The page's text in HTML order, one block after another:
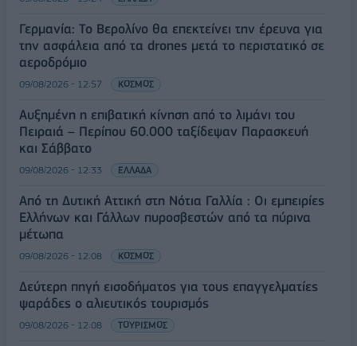
Γερμανία: Το Βερολίνο θα επεκτείνει την έρευνα για
την ασφάλεια από τα drones μετά το περιστατικό σε
αεροδρόμιο
09/08/2026 - 12:57 ΚΟΣΜΟΣ
Αυξημένη η επιβατική κίνηση από το λιμάνι του
Πειραιά – Περίπου 60.000 ταξίδεψαν Παρασκευή
και Σάββατο
09/08/2026 - 12:33 ΕΛΛΑΔΑ
Από τη Δυτική Αττική στη Νότια Γαλλία : Οι εμπειρίες
Ελλήνων και Γάλλων πυροσβεστών από τα πύρινα
μέτωπα
09/08/2026 - 12:08 ΚΟΣΜΟΣ
Δεύτερη πηγή εισοδήματος για τους επαγγελματίες
ψαράδες ο αλιευτικός τουρισμός
09/08/2026 - 12:08 ΤΟΥΡΙΣΜΟΣ